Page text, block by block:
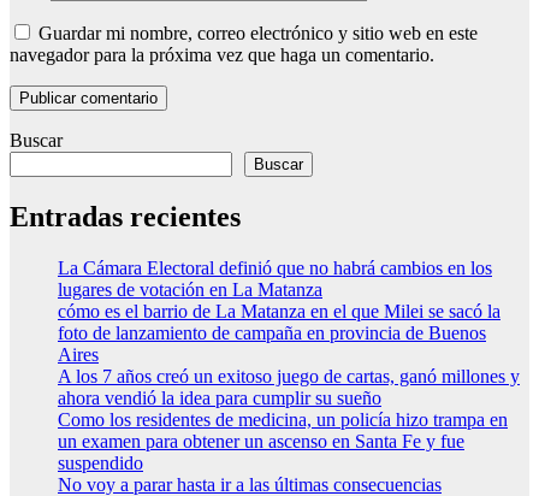
Guardar mi nombre, correo electrónico y sitio web en este
navegador para la próxima vez que haga un comentario.
Buscar
Buscar
Entradas recientes
La Cámara Electoral definió que no habrá cambios en los
lugares de votación en La Matanza
cómo es el barrio de La Matanza en el que Milei se sacó la
foto de lanzamiento de campaña en provincia de Buenos
Aires
A los 7 años creó un exitoso juego de cartas, ganó millones y
ahora vendió la idea para cumplir su sueño
Como los residentes de medicina, un policía hizo trampa en
un examen para obtener un ascenso en Santa Fe y fue
suspendido
No voy a parar hasta ir a las últimas consecuencias